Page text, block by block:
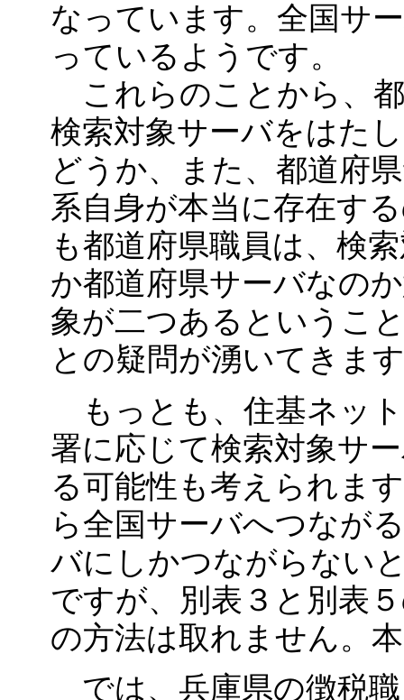
なっています。全国サ
っているようです。
これらのことから、
検索対象サーバをはた
どうか、また、都道府
系自身が本当に存在す
も都道府県職員は、検
か都道府県サーバなの
象が二つあるというこ
との疑問が湧いてきま
もっとも、住基ネッ
署に応じて検索対象サ
る可能性も考えられま
ら全国サーバへつなが
バにしかつながらない
ですが、別表３と別表
の方法は取れません。
では、兵庫県の徴税